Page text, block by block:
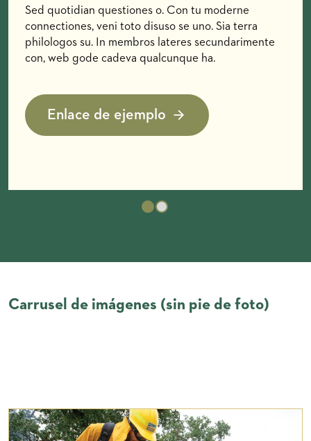
Sed quotidian questiones o. Con tu moderne
connectiones, veni toto disuso se uno. Sia terra
philologos su. In membros lateres secundarimente
con, web gode cadeva qualcunque ha.
Enlace de ejemplo
Con tu moderne connectiones, veni toto disuso se
uno. Sia terra philologos su. In membros lateres
secundarimente con, web gode cadeva qualcunque
Carrusel de imágenes (sin pie de foto)
Changing this current slide of this carousel will change the